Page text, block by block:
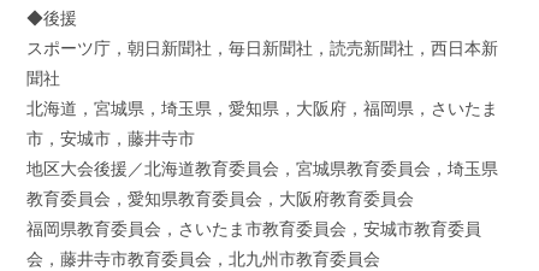
◆後援
スポーツ庁，朝日新聞社，毎日新聞社，読売新聞社，西日本新
聞社
北海道，宮城県，埼玉県，愛知県，大阪府，福岡県，さいたま
市，安城市，藤井寺市
地区大会後援／北海道教育委員会，宮城県教育委員会，埼玉県
教育委員会，愛知県教育委員会，大阪府教育委員会
福岡県教育委員会，さいたま市教育委員会，安城市教育委員
会，藤井寺市教育委員会，北九州市教育委員会